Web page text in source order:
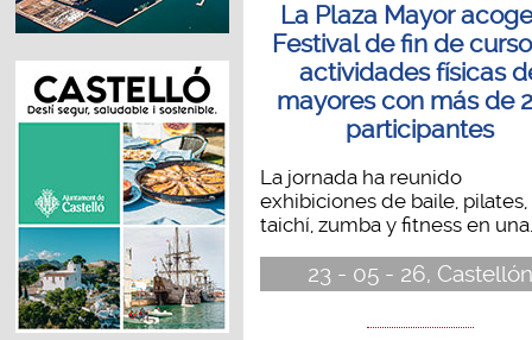
La Plaza Mayor
Festival de fin de
actividades físicas
mayores con más de
participantes
La jornada ha reunido
exhibiciones de baile, pilates,
taichí, zumba y fitness en
23 - 05 - 26, Castellón